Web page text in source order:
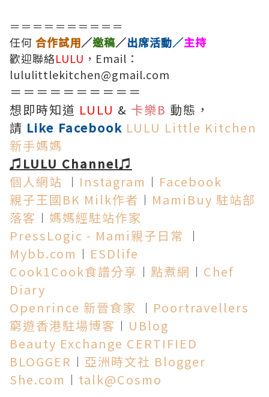
＝＝＝＝＝＝＝＝＝＝
任何 合作試用／邀稿／出席活動／主持
歡迎聯絡LULU ，Email：
lululittlekitchen@gmail.com
＝＝＝＝＝＝＝＝＝＝
想即時知道 LULU & 卡樂B 動態，
請 Like Facebook LULU Little Kitchen
新手媽媽
♫LULU Channel♫
個人網站
︱ Instagram ︱ Facebook
親子王國BK Milk作者 ︱ MamiBuy 駐站部
落客 ︱ 媽媽經駐站作家
PressLogic - Mami親子日常
︱
Mybb.com ︱ ESDlife
Cook1Cook食譜分享 ︱ 點煮網 ︱ Chef
Diary
Openrince 新晉食家
︱ Poortravellers
窮遊香港駐場博客 ︱ UBlog
Beauty Exchange CERTIFIED
BLOGGER ︱ 亞洲時文社 Blogger
She.com ︱ talk@Cosmo